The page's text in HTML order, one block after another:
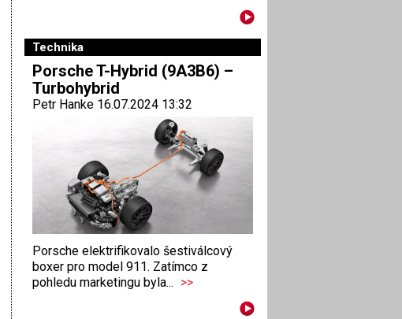
Technika
Porsche T-Hybrid (9A3B6) –
Turbohybrid
Petr Hanke 16.07.2024 13:32
Porsche elektrifikovalo šestiválcový
boxer pro model 911. Zatímco z
pohledu marketingu byla... >>